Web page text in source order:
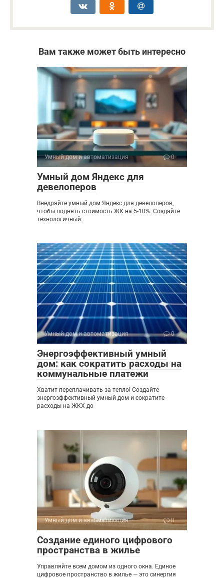
Вам также может быть интересно
Умный дом и автоматизация 0
Умный дом Яндекс для
девелоперов
Внедряйте умный дом Яндекс для девелоперов,
чтобы поднять стоимость ЖК на 5-10%. Создайте
технологичный
Умный дом и автоматизация 0
Энергоэффективный умный
дом: как сократить расходы на
коммунальные платежи
Хватит переплачивать за тепло! Создайте
энергоэффективный умный дом и сократите
расходы на ЖКХ до
Умный дом и автоматизация 0
Создание единого цифрового
пространства в жилье
Управляйте всем домом из одного окна. Единое
цифровое пространство в жилье — это синергия